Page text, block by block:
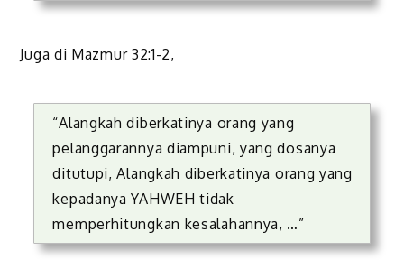
Juga di Mazmur 32:1-2,
“Alangkah diberkatinya orang yang
pelanggarannya diampuni, yang dosanya
ditutupi, Alangkah diberkatinya orang yang
kepadanya YAHWEH tidak
memperhitungkan kesalahannya, …”